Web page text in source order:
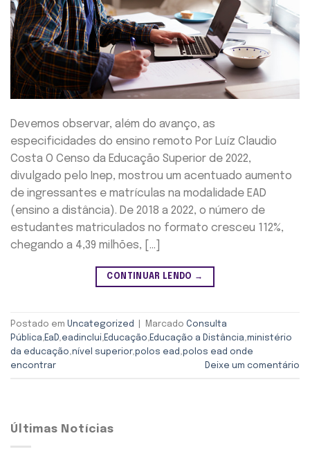
Devemos observar, além do avanço, as
especificidades do ensino remoto Por Luíz Claudio
Costa O Censo da Educação Superior de 2022,
divulgado pelo Inep, mostrou um acentuado aumento
de ingressantes e matrículas na modalidade EAD
(ensino a distância). De 2018 a 2022, o número de
estudantes matriculados no formato cresceu 112%,
chegando a 4,39 milhões, […]
CONTINUAR LENDO →
Postado em Uncategorized Marcado Consulta
Pública,EaD,eadinclui,Educação,Educação a Distância,ministério
da educação,nível superior,polos ead ,polos ead onde
encontrar
Deixe um comentário
Últimas Notícias